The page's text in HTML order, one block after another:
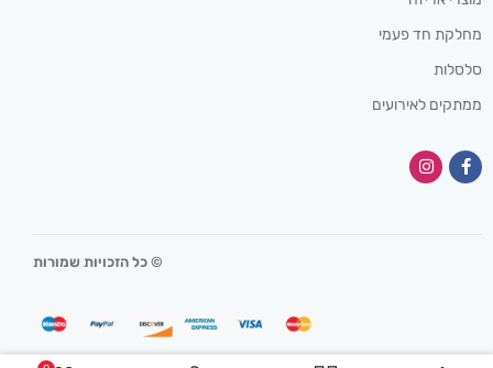
מחלקת חד פעמי
סלסלות
ממתקים לאירועים
© כל הזכויות שמורות